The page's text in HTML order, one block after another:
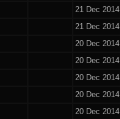
21 Dec 2014
21 Dec 2014
20 Dec 2014
20 Dec 2014
20 Dec 2014
20 Dec 2014
20 Dec 2014